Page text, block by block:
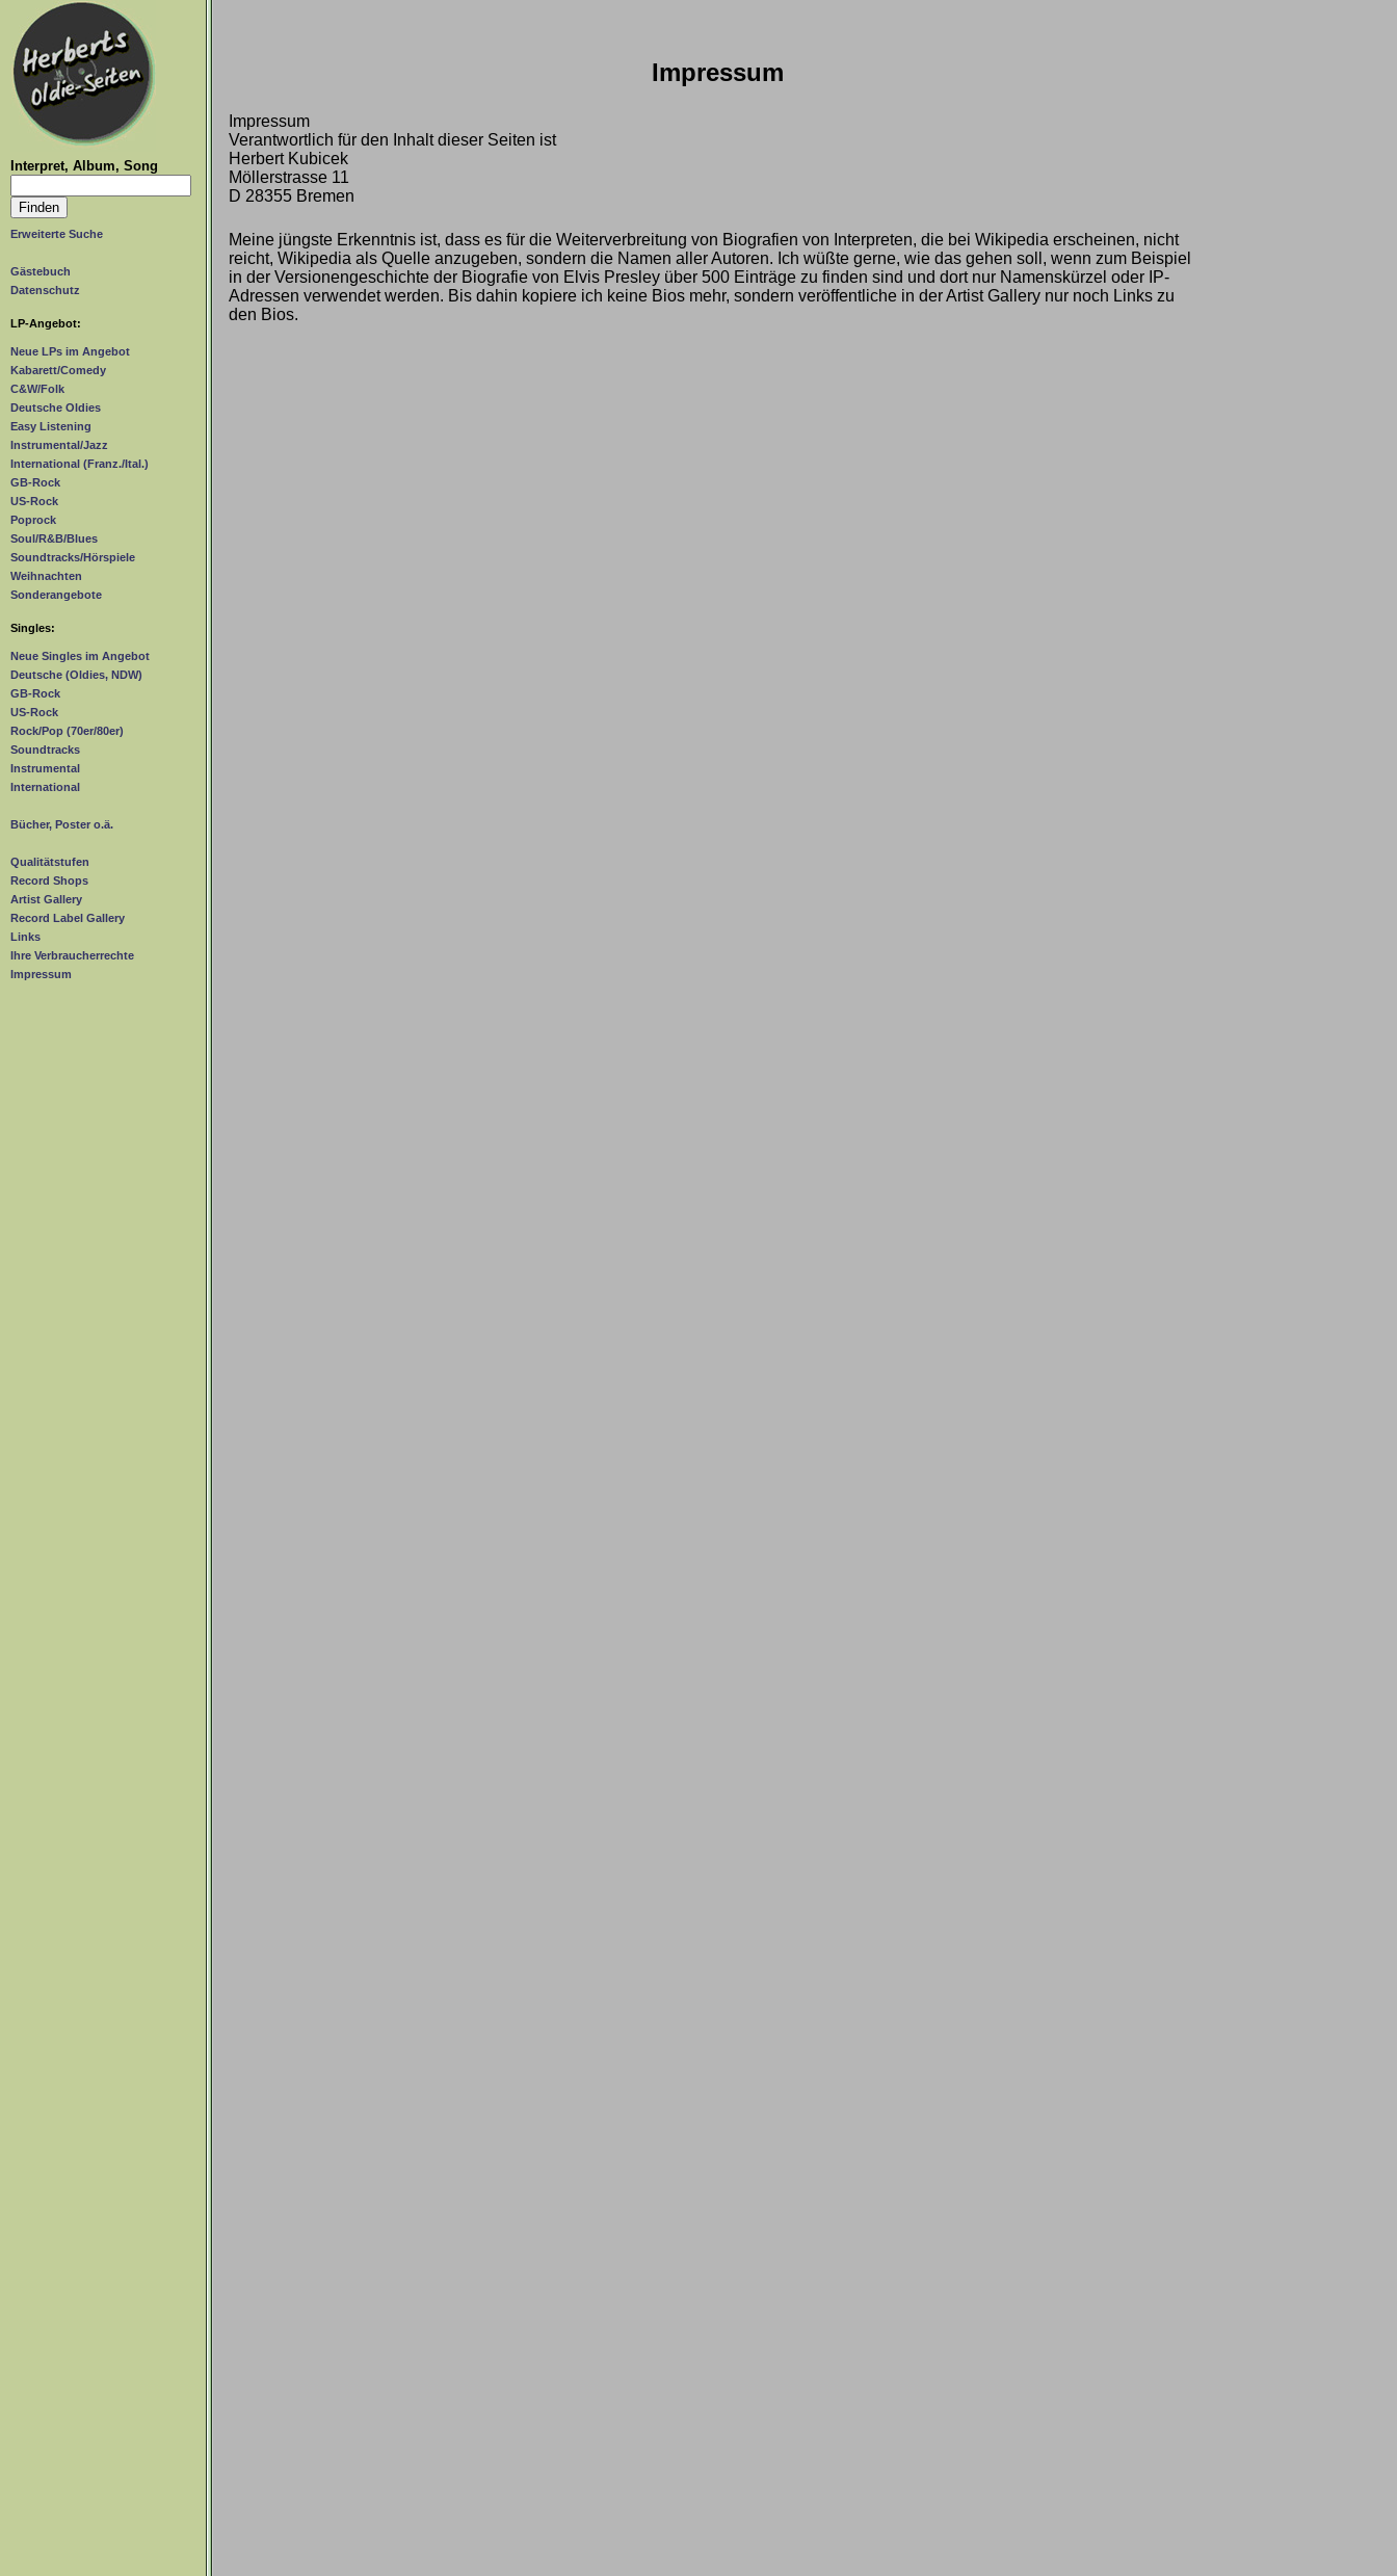
Interpret, Album, Song
Erweiterte Suche
Gästebuch
Datenschutz
LP-Angebot:
Neue LPs im Angebot
Kabarett/Comedy
C&W/Folk
Deutsche Oldies
Easy Listening
Instrumental/Jazz
International (Franz./Ital.)
GB-Rock
US-Rock
Poprock
Soul/R&B/Blues
Soundtracks/Hörspiele
Weihnachten
Sonderangebote
Singles:
Neue Singles im Angebot
Deutsche (Oldies, NDW)
GB-Rock
US-Rock
Rock/Pop (70er/80er)
Soundtracks
Instrumental
International
Bücher, Poster o.ä.
Qualitätstufen
Record Shops
Artist Gallery
Record Label Gallery
Links
Ihre Verbraucherrechte
Impressum
Impressum
Impressum
Verantwortlich für den Inhalt dieser Seiten ist
Herbert Kubicek
Möllerstrasse 11
D 28355 Bremen
Meine jüngste Erkenntnis ist, dass es für die Weiterverbreitung von Biografien von Interpreten, die bei Wikipedia erscheinen, nicht
reicht, Wikipedia als Quelle anzugeben, sondern die Namen aller Autoren. Ich wüßte gerne, wie das gehen soll, wenn zum Beispiel
in der Versionengeschichte der Biografie von Elvis Presley über 500 Einträge zu finden sind und dort nur Namenskürzel oder IP-
Adressen verwendet werden. Bis dahin kopiere ich keine Bios mehr, sondern veröffentliche in der Artist Gallery nur noch Links zu
den Bios.